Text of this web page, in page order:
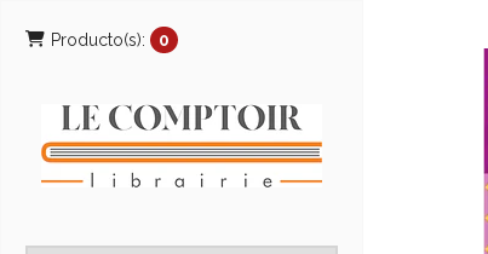
Producto(s): 0